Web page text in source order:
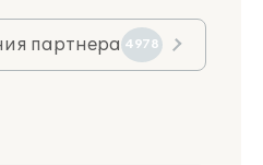
партнера 4978